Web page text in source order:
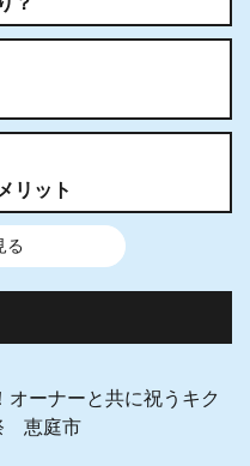
リット
る
ーナーと共に祝うキク
恵庭市